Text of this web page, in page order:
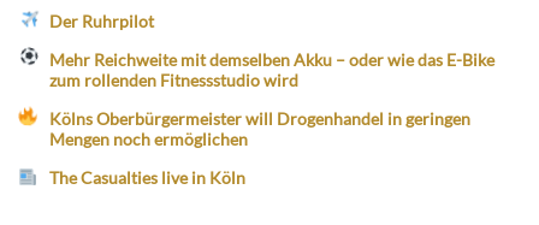
Der Ruhrpilot
Mehr Reichweite mit demselben Akku – oder wie das E-Bike
zum rollenden Fitnessstudio wird
Kölns Oberbürgermeister will Drogenhandel in geringen
Mengen noch ermöglichen
The Casualties live in Köln